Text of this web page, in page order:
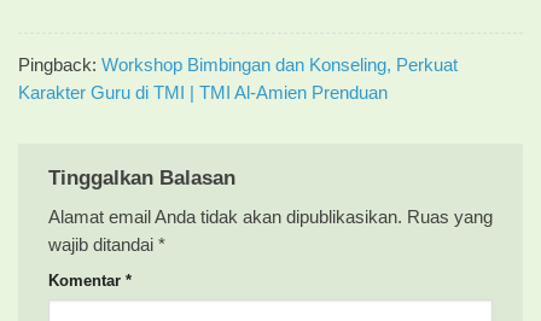
Pingback: Workshop Bimbingan dan Konseling, Perkuat
Karakter Guru di TMI | TMI Al-Amien Prenduan
Tinggalkan Balasan
Alamat email Anda tidak akan dipublikasikan. Ruas yang
wajib ditandai *
Komentar *